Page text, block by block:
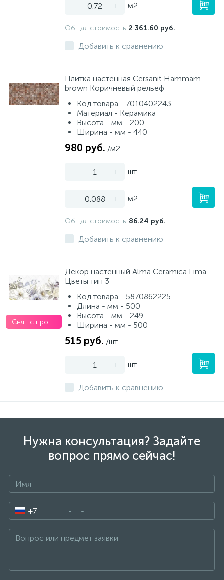
- + м2
Общая стоимость 2 361.60 руб.
Добавить к сравнению
Плитка настенная Cersanit Hammam
brown Коричневый рельеф
Код товара - 7010402243
Материал - Керамика
Высота - мм - 200
Ширина - мм - 440
980 руб. /м2
- + шт.
- + м2
Общая стоимость 86.24 руб.
Добавить к сравнению
Снят с производства
Декор настенный Alma Ceramica Lima
Цветы тип 3
Код товара - 5870862225
Длина - мм - 500
Высота - мм - 249
Ширина - мм - 500
515 руб. /шт
- + шт
Добавить к сравнению
Нужна консультация? Задайте
вопрос прямо сейчас!
+7